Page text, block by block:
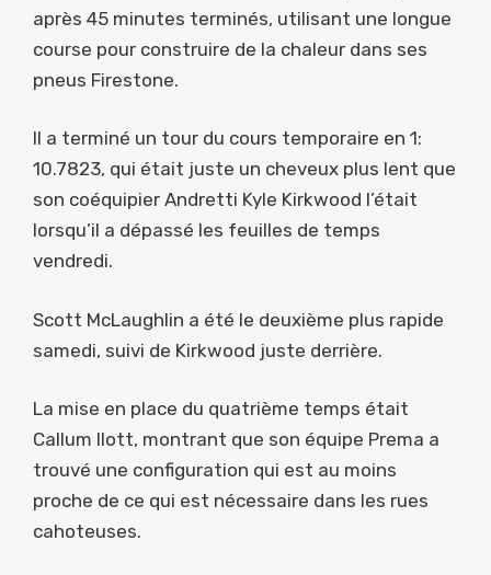
après 45 minutes terminés, utilisant une longue
course pour construire de la chaleur dans ses
pneus Firestone.
Il a terminé un tour du cours temporaire en 1:
10.7823, qui était juste un cheveux plus lent que
son coéquipier Andretti Kyle Kirkwood l’était
lorsqu’il a dépassé les feuilles de temps
vendredi.
Scott McLaughlin a été le deuxième plus rapide
samedi, suivi de Kirkwood juste derrière.
La mise en place du quatrième temps était
Callum Ilott, montrant que son équipe Prema a
trouvé une configuration qui est au moins
proche de ce qui est nécessaire dans les rues
cahoteuses.